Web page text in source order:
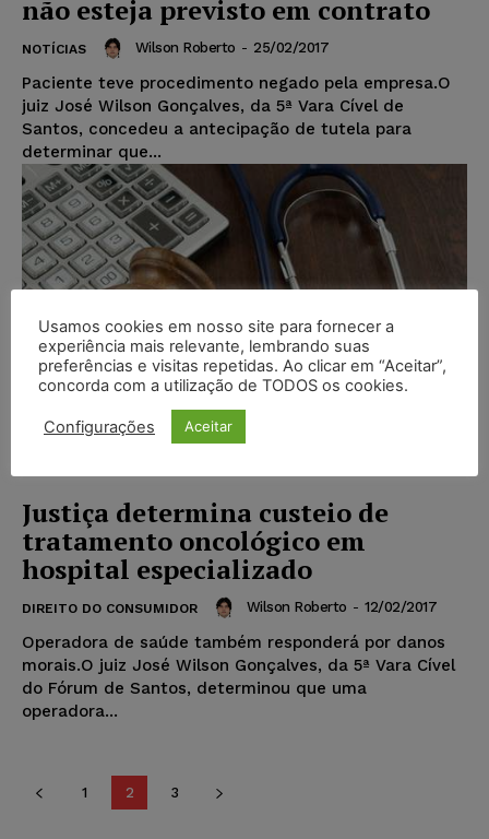
não esteja previsto em contrato
NOTÍCIAS Wilson Roberto - 25/02/2017
Paciente teve procedimento negado pela empresa.O
juiz José Wilson Gonçalves, da 5ª Vara Cível de
Santos, concedeu a antecipação de tutela para
determinar que...
Justiça determina custeio de
tratamento oncológico em
hospital especializado
DIREITO DO CONSUMIDOR Wilson Roberto - 12/02/2017
Operadora de saúde também responderá por danos
morais.O juiz José Wilson Gonçalves, da 5ª Vara Cível
do Fórum de Santos, determinou que uma
operadora...
1 2 3
Usamos cookies em nosso site para fornecer a
experiência mais relevante, lembrando suas
preferências e visitas repetidas. Ao clicar em “Aceitar”,
concorda com a utilização de TODOS os cookies.
Configurações Aceitar